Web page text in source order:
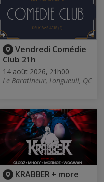
Vendredi Comédie
Club 21h
14 août 2026, 21h00
Le Baratineur, Longueuil, QC
KRABBER + more